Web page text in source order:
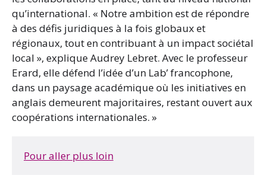
qu’international. « Notre ambition est de répondre
à des défis juridiques à la fois globaux et
régionaux, tout en contribuant à un impact sociétal
local », explique Audrey Lebret. Avec le professeur
Erard, elle défend l’idée d’un Lab’ francophone,
dans un paysage académique où les initiatives en
anglais demeurent majoritaires, restant ouvert aux
coopérations internationales. »
Pour aller plus loin